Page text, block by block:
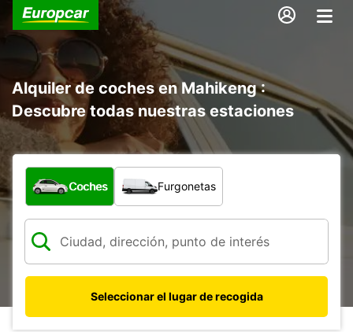
Alquiler de coches en Mahikeng :
Descubre todas nuestras estaciones
¿Qué tipo de vehículo?
Coches Furgonetas
Seleccionar el lugar de recogida